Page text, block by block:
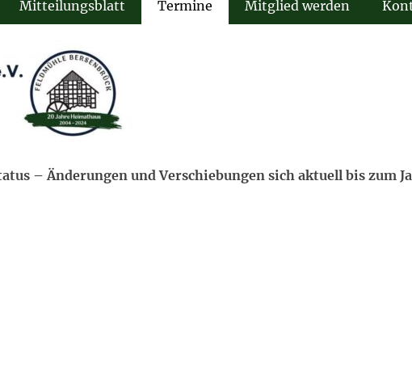
Mitteilungsblatt Termine Mitglied werden
– Änderungen und Verschiebungen sich aktuell bis zum